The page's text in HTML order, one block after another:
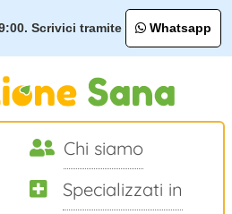
Scrivici tramite Whatsapp
Chi siamo
Specializzati in